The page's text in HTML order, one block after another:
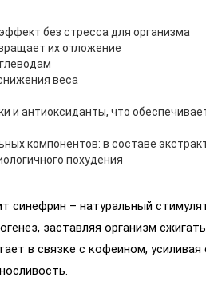
без стресса для организма
их отложение
веса
и антиоксиданты, что
компонентов: в составе
похудения
синефрин – натуральный
заставляя организм
в связке с кофеином, усиливая